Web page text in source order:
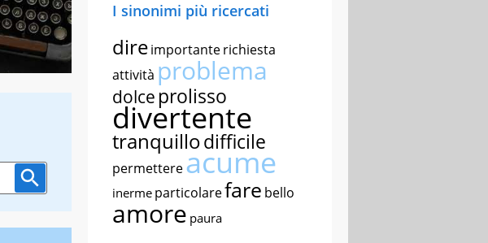
I sinonimi più ricercati
direimportanterichiesta
attività problema
dolce prolisso
divertente
tranquillodifficile
permettereacume
inerme particolarefare bello
amore paura